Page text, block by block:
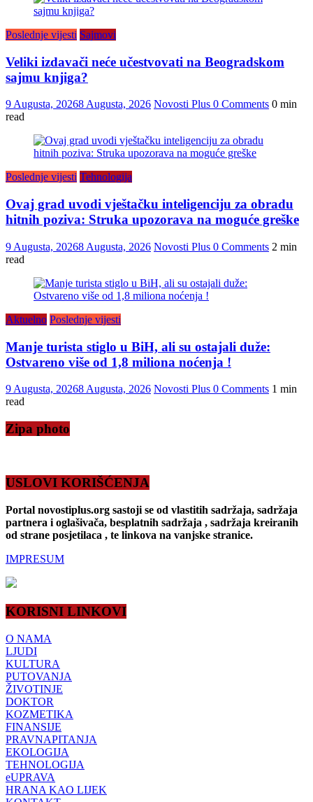
Poslednje vijesti Sajmovi
Veliki izdavači neće učestvovati na Beogradskom
sajmu knjiga?
9 Augusta, 20268 Augusta, 2026 Novosti Plus 0 Comments 0 min
read
Poslednje vijesti Tehnologija
Ovaj grad uvodi vještačku inteligenciju za obradu
hitnih poziva: Struka upozorava na moguće greške
9 Augusta, 20268 Augusta, 2026 Novosti Plus 0 Comments 2 min
read
Aktuelno Poslednje vijesti
Manje turista stiglo u BiH, ali su ostajali duže:
Ostvareno više od 1,8 miliona noćenja !
9 Augusta, 20268 Augusta, 2026 Novosti Plus 0 Comments 1 min
read
Zipa photo
USLOVI KORIŠĆENJA
Portal novostiplus.org sastoji se od vlastitih sadržaja, sadržaja
partnera i oglašivača, besplatnih sadržaja , sadržaja kreiranih
od strane posjetilaca , te linkova na vanjske stranice.
IMPRESUM
KORISNI LINKOVI
O NAMA
LJUDI
KULTURA
PUTOVANJA
ŽIVOTINJE
DOKTOR
KOZMETIKA
FINANSIJE
PRAVNAPITANJA
EKOLOGIJA
TEHNOLOGIJA
eUPRAVA
HRANA KAO LIJEK